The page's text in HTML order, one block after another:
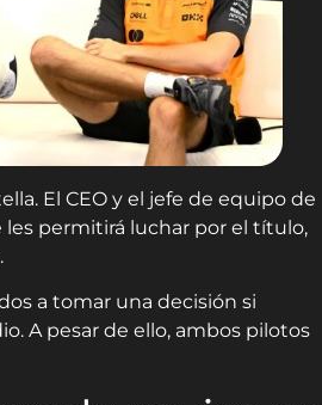
El CEO y el jefe de equipo de
permitirá luchar por el título,
a tomar una decisión si
A pesar de ello, ambos pilotos